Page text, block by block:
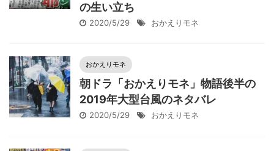
の生い立ち
2020/5/29 おかえりモネ
おかえりモネ
朝ドラ「おかえりモネ」物語後半の
2019年大型台風のネタバレ
2020/5/29 おかえりモネ